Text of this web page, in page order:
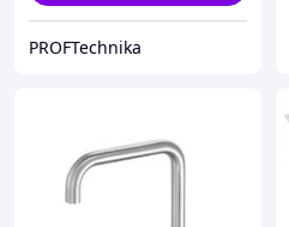
PROFTechnika